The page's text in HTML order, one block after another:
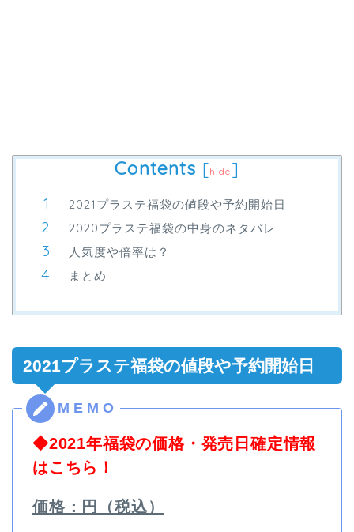
Contents [hide ]
2021プラステ福袋の値段や予約開始日
2020プラステ福袋の中身のネタバレ
人気度や倍率は？
まとめ
2021プラステ福袋の値段や予約開始日
◆2021年福袋の価格・発売日確定情報
はこちら！
価格：円（税込）